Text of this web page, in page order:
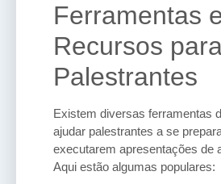
Ferramentas
Recursos
Palestrantes
Existem diversas ferramentas
ajudar palestrantes a se
executarem apresentações de
Aqui estão algumas populares: